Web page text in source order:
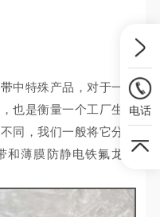
中特殊产品，对于一个
也是衡量一个工厂生产
同，我们一般将它分为
和薄膜防静电铁氟龙胶
电话